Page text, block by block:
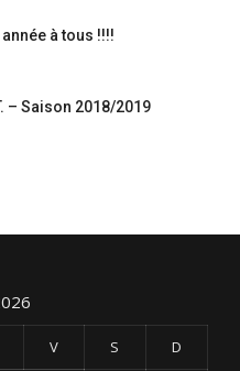
à tous !!!!
– Saison 2018/2019
V S D